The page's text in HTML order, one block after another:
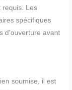
requis. Les
spécifiques
d’ouverture avant
soumise, il est